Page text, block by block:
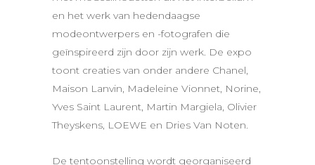
en het werk van hedendaagse
modeontwerpers en -fotografen die
geïnspireerd zijn door zijn werk. De expo
toont creaties van onder andere Chanel,
Maison Lanvin, Madeleine Vionnet, Norine,
Yves Saint Laurent, Martin Margiela, Olivier
Theyskens, LOEWE en Dries Van Noten.
De tentoonstelling wordt georganiseerd